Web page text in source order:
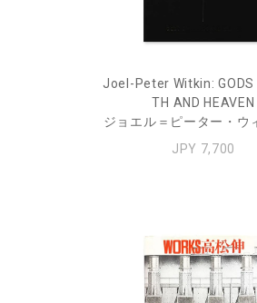
Joel-Peter Witkin: GODS
TH AND HEAVEN
ジョエル＝ピーター・ウ
JPY 7,700